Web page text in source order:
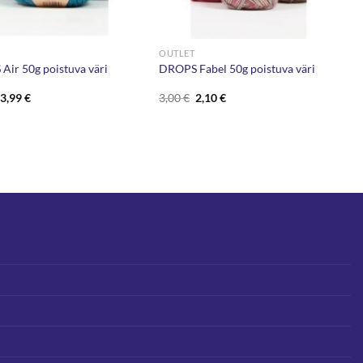
Air 50g poistuva väri
Alkuperäinen
hinta
3,99€Nykyinen
OUTLET
DROPS Fabel 50g poistuva väri
3,00€ Alkuperäinen
hinta
2,10€Nykyinen